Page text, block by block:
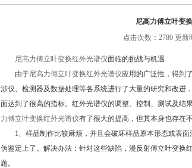
尼高力傅立叶变
点击次数：2780 更新
尼高力傅立叶变换红外光谱仪面临的挑战与机遇
由于尼高力傅立叶变换红外光谱仪应用的广泛性，得到
涉仪、检测器及数据处理等各系统进行了大量的研究和改
面达到了很高的指标。红外光谱仪的调整、控制、测试及结
力傅立叶变换红外光谱仪有了很大的提高，但其本身也存在
1、样品制作比较麻烦，并且会破坏样品原本形态或表面
伪鉴定上了。解决办法：针对这些缺陷，漫反射傅立叶变换
题。